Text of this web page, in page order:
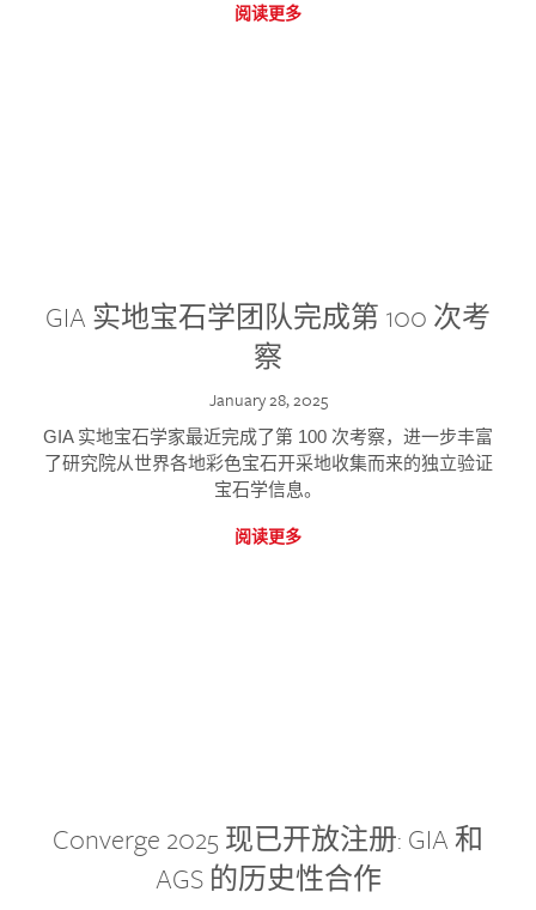
阅读更多
GIA 实地宝石学团队完成第 100 次考
察
January 28, 2025
GIA 实地宝石学家最近完成了第 100 次考察，进一步丰富
了研究院从世界各地彩色宝石开采地收集而来的独立验证
宝石学信息。
阅读更多
Converge 2025 现已开放注册: GIA 和
AGS 的历史性合作